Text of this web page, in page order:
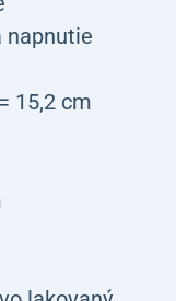
napnutie
15,2 cm